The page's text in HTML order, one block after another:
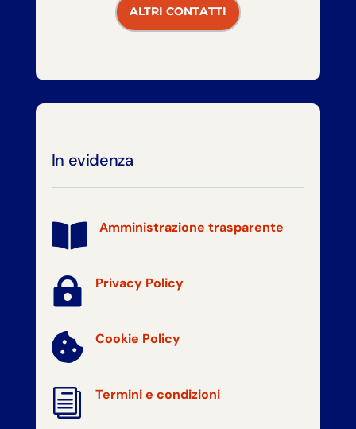
ALTRI CONTATTI
In evidenza
 Amministrazione trasparente
 Privacy Policy
 Cookie Policy
i Termini e condizioni